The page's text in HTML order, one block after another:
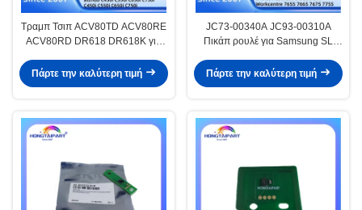
Τραμπ Τσιπ ACV80TD ACV80RE
ACV80RD DR618 DR618K για
C550i C650i C750i C450i C550i
Πάρτε την καλύτερη τιμή
JC73-00340A JC93-00310A
Πικάπ ρουλέ για Samsung SL
M3875 M4020 M4024 M4025
Πάρτε την καλύτερη τιμή